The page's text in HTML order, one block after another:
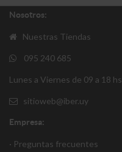
Nosotros:
Nuestras Tiendas
095 240 685
Lunes a Viernes de 09 a 18 hs
sitioweb@iber.uy
Empresa:
· Preguntas frecuentes